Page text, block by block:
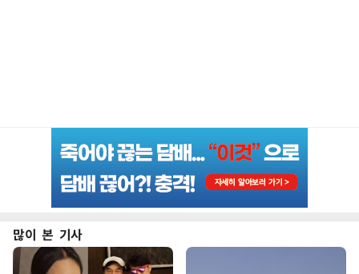
많이 본 기사